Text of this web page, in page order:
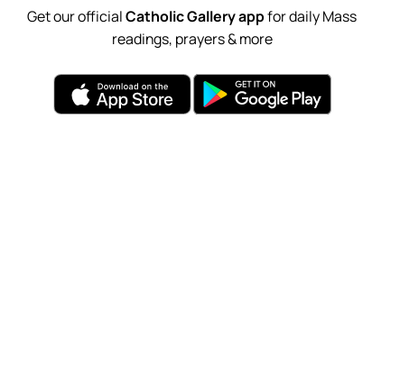
Get our officialCatholic Gallery appfor daily Mass
readings, prayers & more